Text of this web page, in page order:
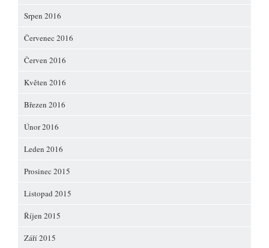
Srpen 2016
Červenec 2016
Červen 2016
Květen 2016
Březen 2016
Únor 2016
Leden 2016
Prosinec 2015
Listopad 2015
Říjen 2015
Září 2015